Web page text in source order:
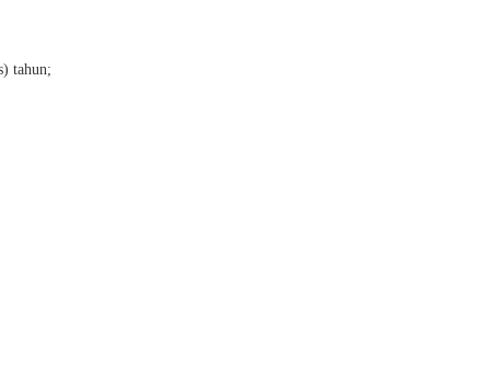
tahun;